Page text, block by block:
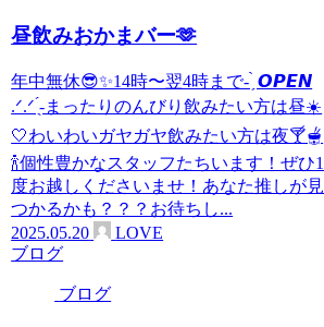
昼飲みおかまバー‪🫶
年中無休😎✨14時〜翌4時まで- ̗̀ 𝙊𝙋𝙀𝙉
.ᐟ‪.ᐟ‪ ̖́-‬まったりのんびり飲みたい方は昼☀️
🤍わいわいガヤガヤ飲みたい方は夜🍸🫕
🍾個性豊かなスタッフたちいます！ぜひ1
度お越しくださいませ！あなた推しが見
つかるかも？？？お待ちし...
2025.05.20
LOVE
ブログ
ブログ